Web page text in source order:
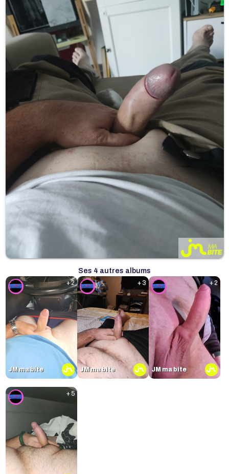
Ses 4 autres albums
+ 2
JM ma bite
+ 3
JM ma bite
+ 2
JM ma bite
+ 5